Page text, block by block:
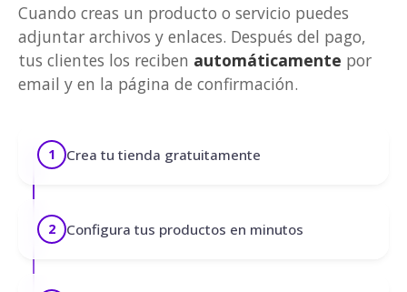
Cuando creas un producto o servicio puedes
adjuntar archivos y enlaces. Después del pago,
tus clientes los reciben automáticamente por
email y en la página de confirmación.
1 Crea tu tienda gratuitamente
2 Configura tus productos en minutos